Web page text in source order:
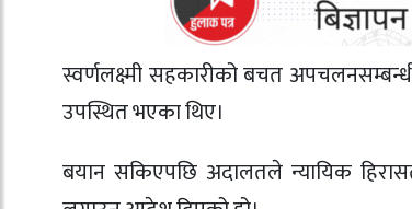
स्वर्णलक्ष्मी सहकारीको बचत
उपस्थित भएका थिए।
बयान सकिएपछि अदालतले न्यायिक